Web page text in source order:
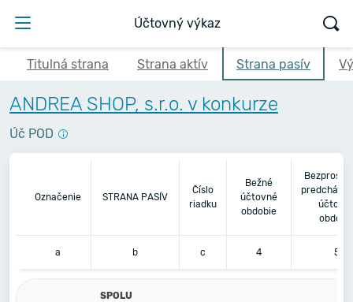
Účtovný výkaz
Titulná strana Strana aktív Strana pasív
ANDREA SHOP, s.r.o. v konkurze
Úč POD
Označenie STRANA PASÍV
Číslo
riadku
Bežné
účtovné
obdobie
a b c 4 5
SPOLU